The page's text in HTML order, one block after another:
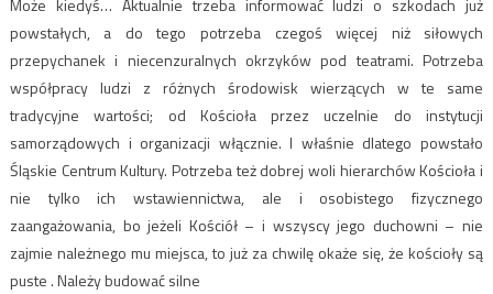
powstałych, a do tego potrzeba czegoś więcej niż siłowych
przepychanek i niecenzuralnych okrzyków pod teatrami. Potrzeba
współpracy ludzi z różnych środowisk wierzących w te same
tradycyjne wartości; od Kościoła przez uczelnie do instytucji
samorządowych i organizacji włącznie. I właśnie dlatego powstało
Śląskie Centrum Kultury. Potrzeba też dobrej woli hierarchów Kościoła i
nie tylko ich wstawiennictwa, ale i osobistego fizycznego
zaangażowania, bo jeżeli Kościół – i wszyscy jego duchowni – nie
zajmie należnego mu miejsca, to już za chwilę okaże się, że kościoły są
puste​ .​ Należy budować silne